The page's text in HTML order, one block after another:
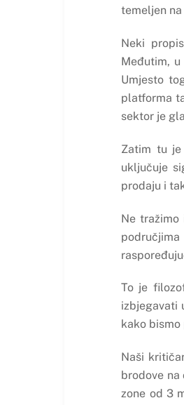
temeljen
Neki
Međutim,
Umjesto
platforma
sektor je
Zatim tu
uključuje
prodaju i
Ne tražimo
To je
izbjegavati
kako
Naši
brodove
zone od 3